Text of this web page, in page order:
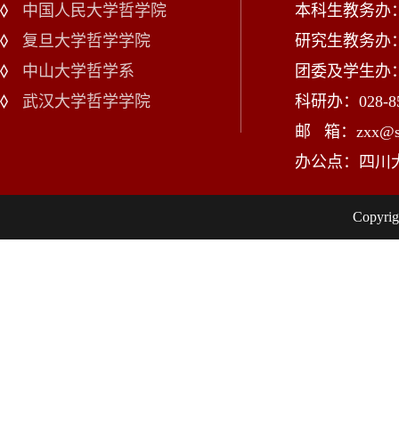
中国人民大学哲学院
复旦大学哲学学院
中山大学哲学系
武汉大学哲学学院
本科生教务办
研究生教务办
团委及学生办
科研办：028-
邮 箱：
办公点：四川